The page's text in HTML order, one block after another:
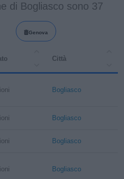
di Bogliasco sono 37
Genova
Città
Bogliasco
Bogliasco
Bogliasco
Bogliasco